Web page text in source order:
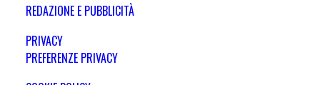
REDAZIONE E PUBBLICITÀ
PRIVACY
PREFERENZE PRIVACY